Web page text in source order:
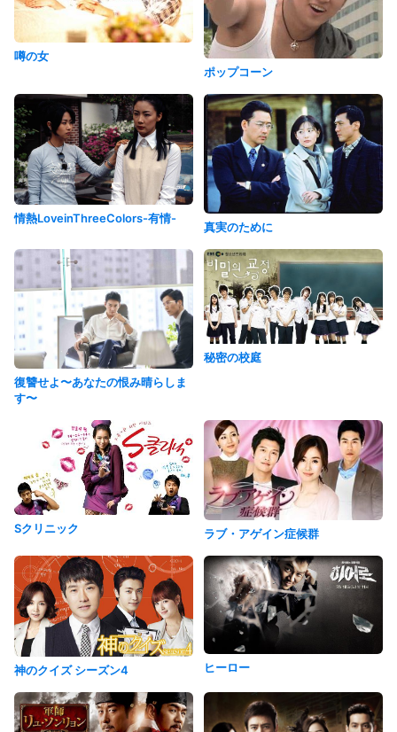
噂の女
ポップコーン
情熱LoveinThreeColors-有情-
真実のために
復讐せよ〜あなたの恨み晴らしま
す〜
秘密の校庭
Sクリニック ラブ・アゲイン症候群
神のクイズ シーズン4 ヒーロー